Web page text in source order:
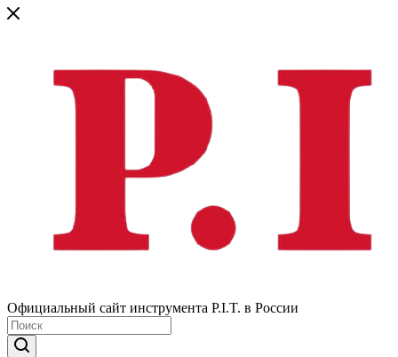
Официальный сайт инструмента P.I.T. в России